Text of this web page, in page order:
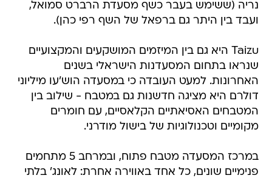
נריה (ששימש בעבר כשף מסעדת הרברט סמואל,
ועבד בין היתר גם ברפאל של השף רפי כהן).
Taizu היא גם בין המיזמים המושקעים והמקצועיים
שנראו בתחום המסעדנות הישראלי בשנים
האחרונות. למעט העובדה כי במסעדה הוש'עו מיליוני
דולרם היא מציגה חדשנות גם במטבח - שילוב בין
המטבחים האסיאתיים הקלאסיים, עם חומרים
מקומיים וטכנולוגיות של בישול מודרני.
במרכז המסעדה מטבח פתוח, ובמרחב 5 מתחמים
פנימיים שונים, כל אחד באווירה אחרת: לאונג' בלתי